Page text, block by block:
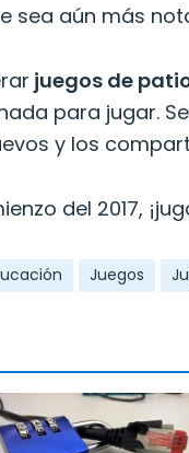
sea aún más
juegos de
para jugar.
y los
del 2017,
Juegos